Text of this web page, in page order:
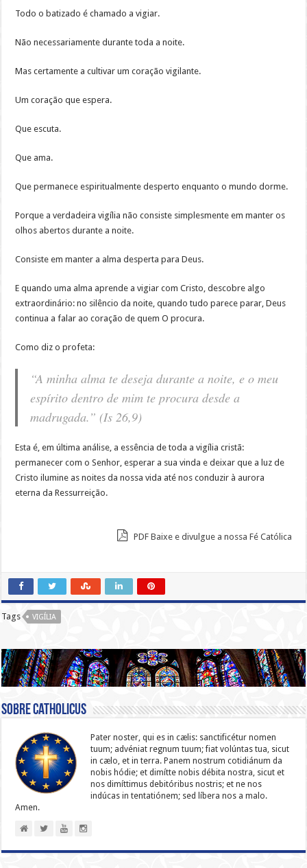
Todo o batizado é chamado a vigiar.
Não necessariamente durante toda a noite.
Mas certamente a cultivar um coração vigilante.
Um coração que espera.
Que escuta.
Que ama.
Que permanece espiritualmente desperto enquanto o mundo dorme.
Porque a verdadeira vigília não consiste simplesmente em manter os
olhos abertos durante a noite.
Consiste em manter a alma desperta para Deus.
E quando uma alma aprende a vigiar com Cristo, descobre algo
extraordinário: no silêncio da noite, quando tudo parece parar, Deus
continua a falar ao coração de quem O procura.
Como diz o profeta:
“A minha alma te deseja durante a noite, e o meu
espírito dentro de mim te procura desde a
madrugada.” (Is 26,9)
Esta é, em última análise, a essência de toda a vigília cristã:
permanecer com o Senhor, esperar a sua vinda e deixar que a luz de
Cristo ilumine as noites da nossa vida até nos conduzir à aurora
eterna da Ressurreição.
PDF Baixe e divulgue a nossa Fé Católica
Tags VIGÍLIA
Sobre catholicus
Pater noster, qui es in cælis: sanc­ti­ficétur nomen
tuum; advéniat regnum tuum; fiat volúntas tua, sicut
in cælo, et in terra. Panem nostrum cotidiánum da
nobis hódie; et dimítte nobis débita nostra, sicut et
nos dimíttimus debitóribus nostris; et ne nos
indúcas in ten­ta­tiónem; sed líbera nos a malo.
Amen.